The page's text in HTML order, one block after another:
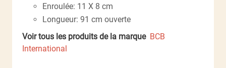
Enroulée: 11 X 8 cm
Longueur: 91 cm ouverte
Voir tous les produits de la marque BCB
International